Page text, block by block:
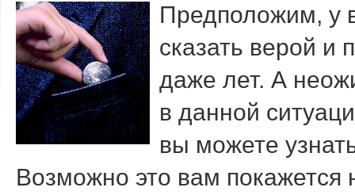
Предположим, у
сказать верой и
даже лет. А
в данной
вы можете
Возможно это вам покажется